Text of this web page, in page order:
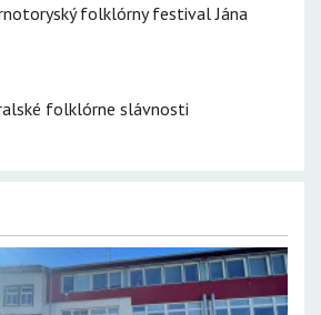
folklórny festival Jána
folklórne slávnosti